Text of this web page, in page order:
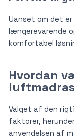
Uanset om det er
længerevarende
komfortabel
Hvordan
Valget af den
faktorer,
anvendelsen af